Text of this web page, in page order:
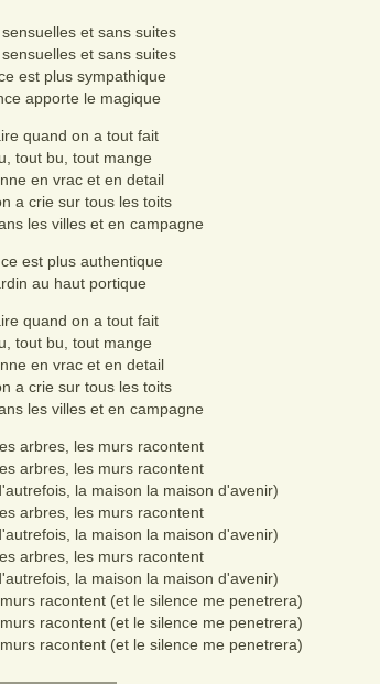
et sans suites
et sans suites
est plus sympathique
apporte le magique
quand on a tout fait
tout bu, tout mange
en vrac et en detail
a crie sur tous les toits
les villes et en campagne
est plus authentique
au haut portique
quand on a tout fait
tout bu, tout mange
en vrac et en detail
a crie sur tous les toits
les villes et en campagne
arbres, les murs racontent
arbres, les murs racontent
la maison la maison d'avenir)
arbres, les murs racontent
la maison la maison d'avenir)
arbres, les murs racontent
la maison la maison d'avenir)
racontent (et le silence me penetrera)
racontent (et le silence me penetrera)
racontent (et le silence me penetrera)